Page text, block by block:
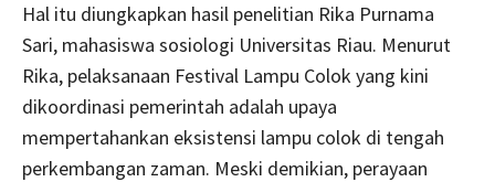
Hal itu diungkapkan hasil penelitian Rika Purnama
Sari, mahasiswa sosiologi Universitas Riau. Menurut
Rika, pelaksanaan Festival Lampu Colok yang kini
dikoordinasi pemerintah adalah upaya
mempertahankan eksistensi lampu colok di tengah
perkembangan zaman. Meski demikian, perayaan